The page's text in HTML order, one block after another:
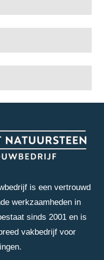
is een vertrouwd
werkzaamheden in
sinds 2001 en is
vakbedrijf voor